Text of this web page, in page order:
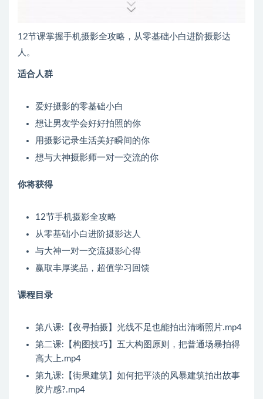
12节课掌握手机摄影全攻略，从零基础小白进阶摄影达
人。
适合人群
爱好摄影的零基础小白
想让男友学会好好拍照的你
用摄影记录生活美好瞬间的你
想与大神摄影师一对一交流的你
你将获得
12节手机摄影全攻略
从零基础小白进阶摄影达人
与大神一对一交流摄影心得
赢取丰厚奖品，超值学习回馈
课程目录
第八课:【夜寻拍摄】光线不足也能拍出清晰照片.mp4
第二课:【构图技巧】五大构图原则，把普通场暴拍得
高大上.mp4
第九课:【街果建筑】如何把平淡的风暴建筑拍出故事
胶片感?.mp4